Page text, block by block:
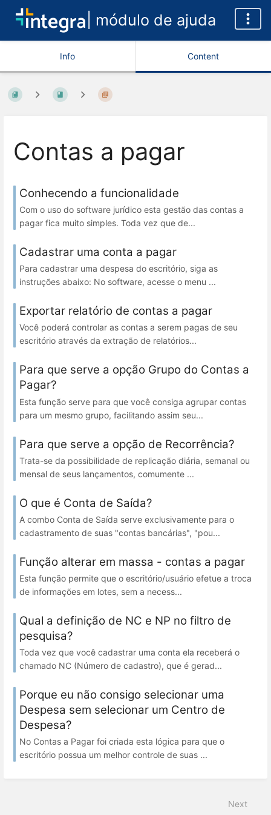
| módulo de ajuda
Info Content
Contas a pagar
Conhecendo a funcionalidade
Com o uso do software jurídico esta gestão das contas a
pagar fica muito simples. Toda vez que de...
Cadastrar uma conta a pagar
Para cadastrar uma despesa do escritório, siga as
instruções abaixo: No software, acesse o menu ...
Exportar relatório de contas a pagar
Você poderá controlar as contas a serem pagas de seu
escritório através da extração de relatórios...
Para que serve a opção Grupo do Contas a
Pagar?
Esta função serve para que você consiga agrupar contas
para um mesmo grupo, facilitando assim seu...
Para que serve a opção de Recorrência?
Trata-se da possibilidade de replicação diária, semanal ou
mensal de seus lançamentos, comumente ...
O que é Conta de Saída?
A combo Conta de Saída serve exclusivamente para o
cadastramento de suas "contas bancárias", "pou...
Função alterar em massa - contas a pagar
Esta função permite que o escritório/usuário efetue a troca
de informações em lotes, sem a necess...
Qual a definição de NC e NP no filtro de
pesquisa?
Toda vez que você cadastrar uma conta ela receberá o
chamado NC (Número de cadastro), que é gerad...
Porque eu não consigo selecionar uma
Despesa sem selecionar um Centro de
Despesa?
No Contas a Pagar foi criada esta lógica para que o
escritório possua um melhor controle de suas ...
Next